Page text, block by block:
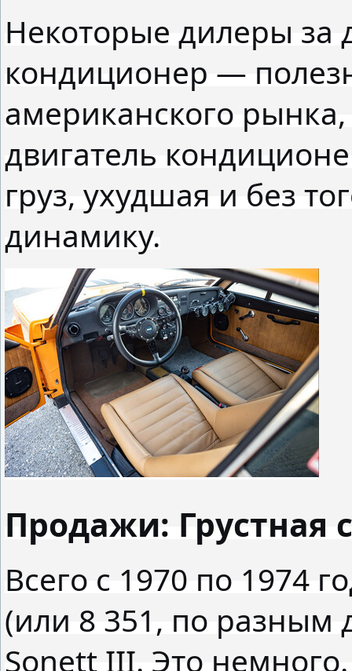
Некоторые дилеры за
кондиционер —
американского
двигатель
груз, ухудшая и без
динамику.
Продажи: Грустная
Всего с 1970 по 1974
(или 8 351, по разным
Sonett III. Это